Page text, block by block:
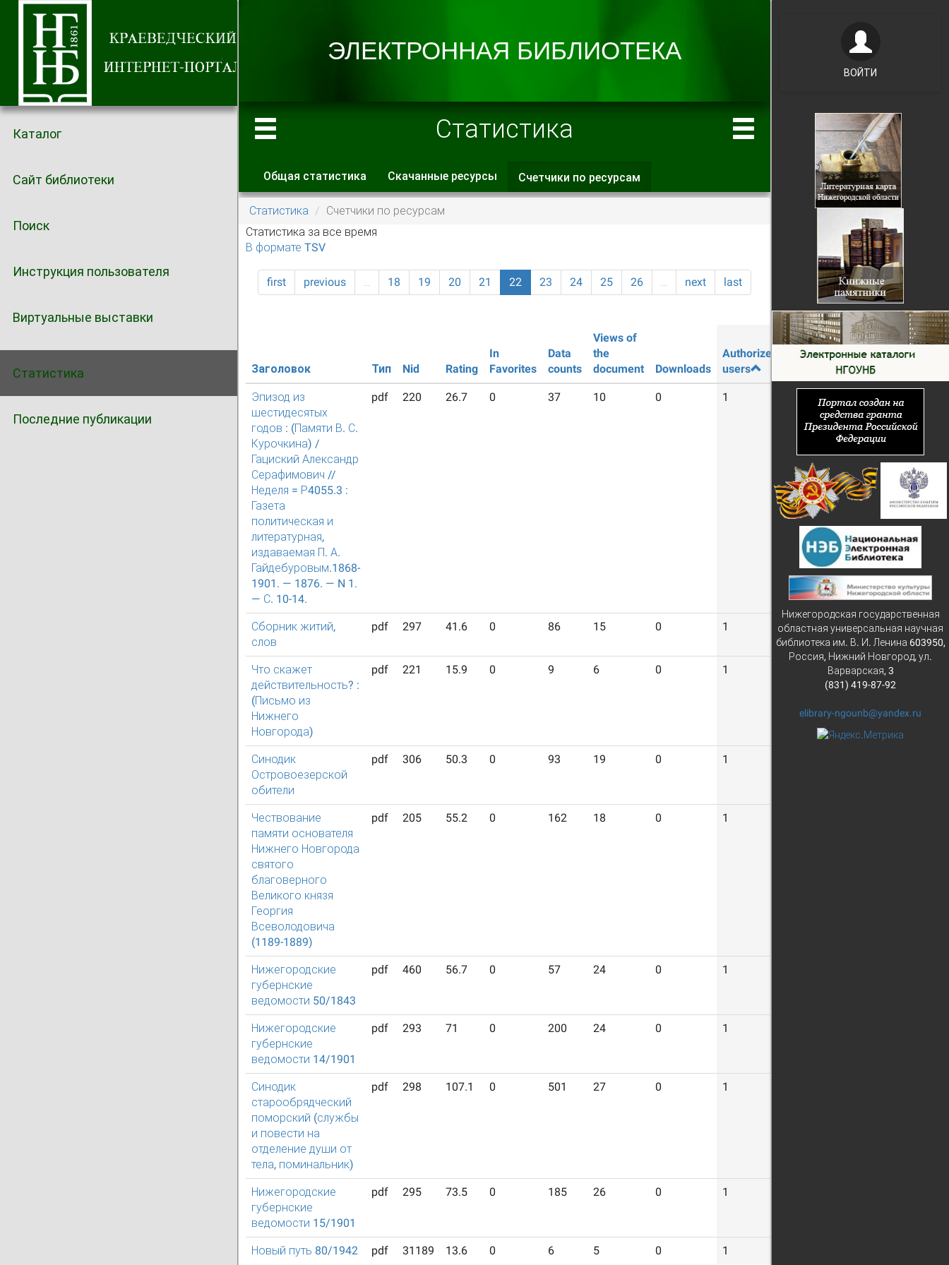
Каталог
Сайт библиотеки
Поиск
Инструкция пользователя
Виртуальные выставки
Статистика
Последние публикации
Статистика
Главные вкладки
Общая статистика Скачанные ресурсы Счетчики по ресурсам
вкладка)
Статистика
Счетчики по ресурсам
Статистика за все время
В формате TSV
first previous … 18 19 20 21 22 23 24 25 26 … next last
Заголовок Тип Nid Rating
In
Favorites
Data
counts
Views of
the
document
Downloads
Authorized
users
Guest
Эпизод из
шестидесятых
годов : (Памяти В. С.
Курочкина) /
Гациский Александр
Серафимович //
Неделя = Р4055.3 :
Газета
политическая и
литературная,
издаваемая П. А.
Гайдебуровым.1868-
1901. — 1876. — N 1.
— С. 10-14.
pdf 220 26.7 0 37 10 0 1
Сборник житий,
слов
pdf 297 41.6 0 86 15 0 1 15
Что скажет
действительность? :
(Письмо из
Нижнего
Новгорода)
pdf 221 15.9 0 9 6 0 1
Синодик
Островоезерской
обители
pdf 306 50.3 0 93 19 0 1
Чествование
памяти основателя
Нижнего Новгорода
святого
благоверного
Великого князя
Георгия
Всеволодовича
(1189-1889)
pdf 205 55.2 0 162 18 0 1
Нижегородские
губернские
ведомости 50/1843
pdf 460 56.7 0 57 24 0 1
Нижегородские
губернские
ведомости 14/1901
pdf 293 71 0 200 24 0 1
Синодик
старообрядческий
поморский (службы
и повести на
отделение души от
тела, поминальник)
pdf 298 107.1 0 501 27 0 1
Нижегородские
губернские
ведомости 15/1901
pdf 295 73.5 0 185 26 0 1
Новый путь 80/1942 pdf 31189 13.6 0 6 5 0 1
ВОЙТИ
Нижегородская государственная
областная универсальная научная
библиотека им. В. И. Ленина 603950,
Россия, Нижний Новгород, ул.
Варварская, 3
(831) 419-87-92
elibrary-ngounb@yandex.ru